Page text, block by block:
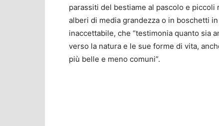
parassiti del bestiame al pascolo e piccoli
alberi di media grandezza o in boschetti
inaccettabile, che “testimonia quanto sia
verso la natura e le sue forme di vita,
più belle e meno comuni”.